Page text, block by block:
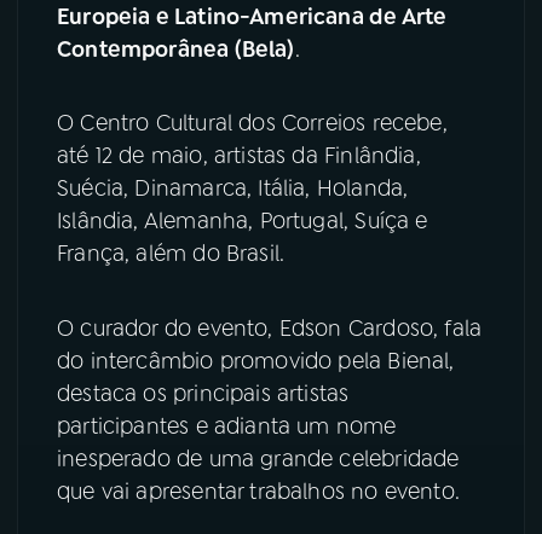
ÚLTIMAS
08PRÊMIO RÁDIO MEC
ACOMPANHE A RÁDIO MEC
YouTube
Instagram X
Europeia e Latino-Americana de Arte
Contemporânea (Bela).
O Centro Cultural dos Correios recebe,
até 12 de maio, artistas da Finlândia,
Suécia, Dinamarca, Itália, Holanda,
Islândia, Alemanha, Portugal, Suíça e
França, além do Brasil.
O curador do evento, Edson Cardoso, fala
do intercâmbio promovido pela Bienal,
destaca os principais artistas
participantes e adianta um nome
inesperado de uma grande celebridade
que vai apresentar trabalhos no evento.